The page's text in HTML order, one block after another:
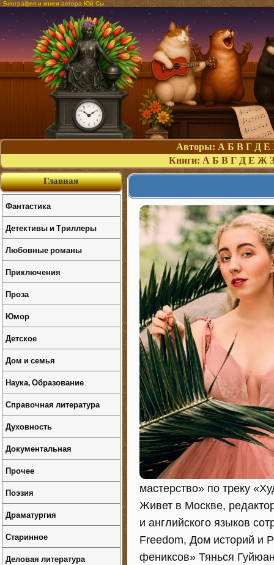
Биография и книги автора Юй Сы
Авторы: А Б В Г Д Е
Книги: А Б В Г Д Е Ж З
мастерство» по треку
Живет в Москве,
и английского языков
Freedom, Дом историй и
фениксов» Тянься
Главная
Фантастика
Детективы и Триллеры
Любовные романы
Приключения
Проза
Юмор
Детское
Дом и семья
Наука, Образование
Справочная литература
Духовность
Документальная
Прочее
Поэзия
Драматургия
Старинное
Деловая литература